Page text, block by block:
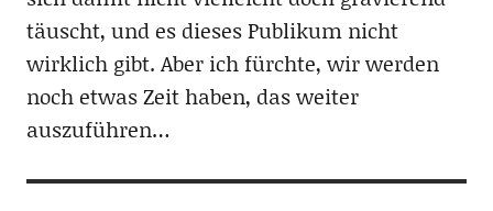
täuscht, und es dieses Publikum nicht
wirklich gibt. Aber ich fürchte, wir werden
noch etwas Zeit haben, das weiter
auszuführen…